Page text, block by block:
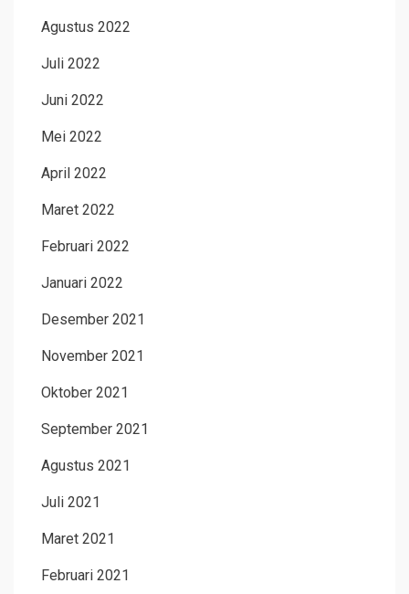
Agustus 2022
Juli 2022
Juni 2022
Mei 2022
April 2022
Maret 2022
Februari 2022
Januari 2022
Desember 2021
November 2021
Oktober 2021
September 2021
Agustus 2021
Juli 2021
Maret 2021
Februari 2021